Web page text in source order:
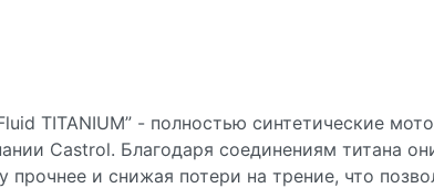
TITANIUM” - полностью синтетические
Castrol. Благодаря соединениям титана
и снижая потери на трение, что